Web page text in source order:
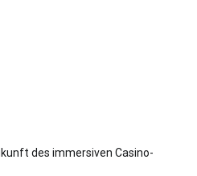
des immersiven Casino-